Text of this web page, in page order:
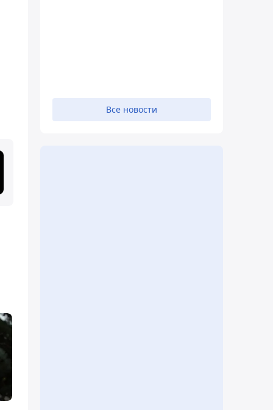
Все новости